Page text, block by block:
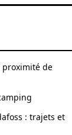
proximité de
: trajets et